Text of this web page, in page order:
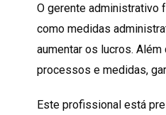
O gerente administrativo
como medidas
aumentar os lucros.
processos e medidas,
Este profissional está